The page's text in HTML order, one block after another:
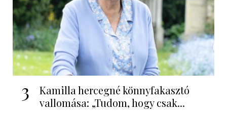
3
Kamilla hercegné könnyfakasztó
vallomása: „Tudom, hogy csak...